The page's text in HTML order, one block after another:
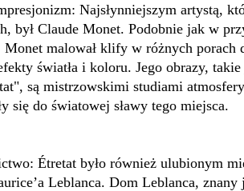
Najsłynniejszym artystą,
był Claude Monet. Podobnie jak w
Monet malował klify w różnych porach
światła i koloru. Jego obrazy,
są mistrzowskimi studiami
się do światowej sławy tego miejsca.
Étretat było również ulubionym
Leblanca. Dom Leblanca,